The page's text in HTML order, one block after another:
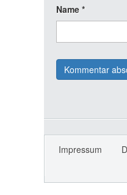
Name *
Impressum